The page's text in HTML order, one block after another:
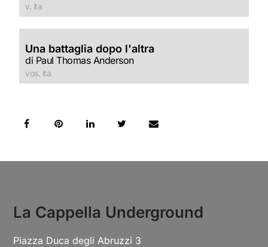
v. ita
Una battaglia dopo l'altra
di Paul Thomas Anderson
vos. ita
La Cappella Underground
Piazza Duca degli Abruzzi 3